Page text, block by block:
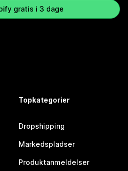
gratis i 3 dage
Topkategorier
Dropshipping
Markedspladser
Produktanmeldelser